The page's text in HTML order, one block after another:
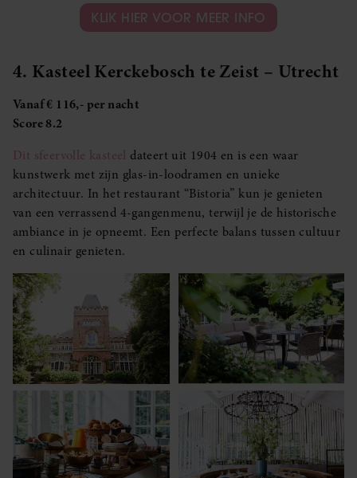
KLIK HIER VOOR MEER INFO
4. Kasteel Kerckebosch te Zeist – Utrecht
Vanaf € 116,- per nacht
Score 8.2
Dit sfeervolle kasteel dateert uit 1904 en is een waar
kunstwerk met zijn glas-in-loodramen en unieke
architectuur. In het restaurant “Bistoria” kun je genieten
van een verrassend 4-gangenmenu, terwijl je de historische
ambiance in je opneemt. Een perfecte balans tussen cultuur
en culinair genieten.